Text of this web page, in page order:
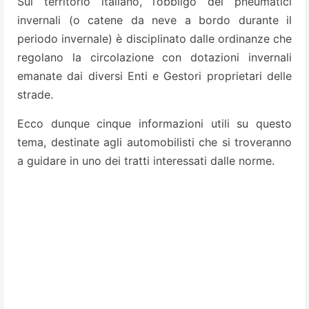
invernali (o catene da neve a bordo durante il
periodo invernale) è disciplinato dalle ordinanze che
regolano la circolazione con dotazioni invernali
emanate dai diversi Enti e Gestori proprietari delle
strade.
Ecco dunque cinque informazioni utili su questo
tema, destinate agli automobilisti che si troveranno
a guidare in uno dei tratti interessati dalle norme.